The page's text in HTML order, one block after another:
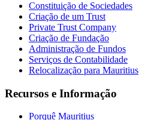
Constituição de Sociedades
Criação de um Trust
Private Trust Company
Criação de Fundação
Administração de Fundos
Serviços de Contabilidade
Relocalização para Mauritius
Recursos e Informação
Porquê Mauritius